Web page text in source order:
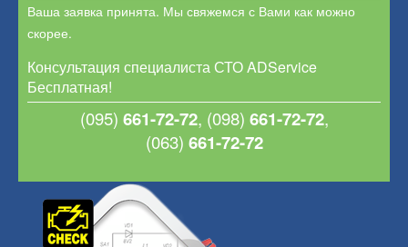
Ваша заявка принята. Мы свяжемся с Вами как можно
скорее.
Консультация специалиста СТО ADService
Бесплатная!
(095) 661-72-72, (098) 661-72-72,
(063) 661-72-72